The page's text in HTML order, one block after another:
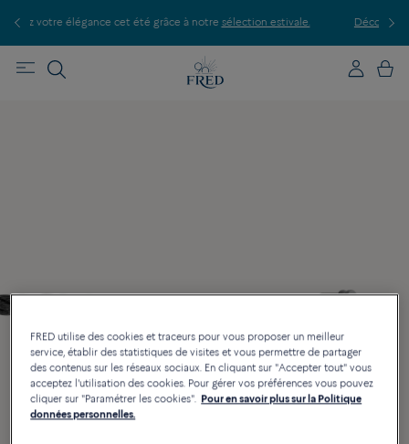
Découvrez nos créations en boutique, prenez rendez-vous.
FRED utilise des cookies et traceurs pour vous proposer un meilleur
service, établir des statistiques de visites et vous permettre de partager
des contenus sur les réseaux sociaux. En cliquant sur "Accepter tout" vous
acceptez l'utilisation des cookies. Pour gérer vos préférences vous pouvez
cliquer sur "Paramétrer les cookies". Pour en savoir plus sur la Politique
données personnelles.